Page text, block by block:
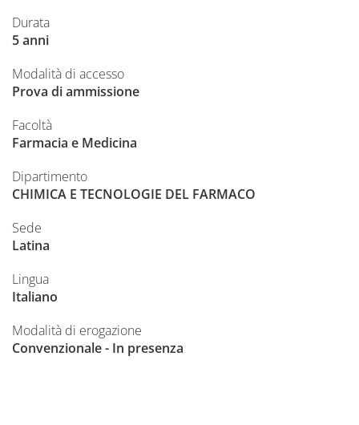
Durata
5 anni
Modalità di accesso
Prova di ammissione
Facoltà
Farmacia e Medicina
Dipartimento
CHIMICA E TECNOLOGIE DEL FARMACO
Sede
Latina
Lingua
Italiano
Modalità di erogazione
Convenzionale - In presenza